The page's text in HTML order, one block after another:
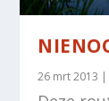
26 mrt 2013 |